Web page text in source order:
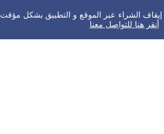
الشراء عبر الموقع و التطبيق بشكل مؤقت
أنقر هنا للتواصل معنا